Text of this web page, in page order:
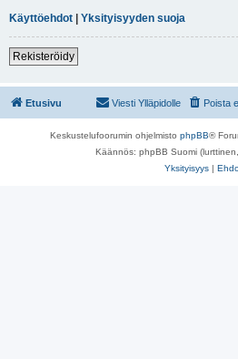
Käyttöehdot | Yksityisyyden suoja
Rekisteröidy
Etusivu Poista
Viesti Ylläpidolle
Keskustelufoorumin ohjelmisto phpBB®
Käännös: phpBB Suomi
Yksityisyys |